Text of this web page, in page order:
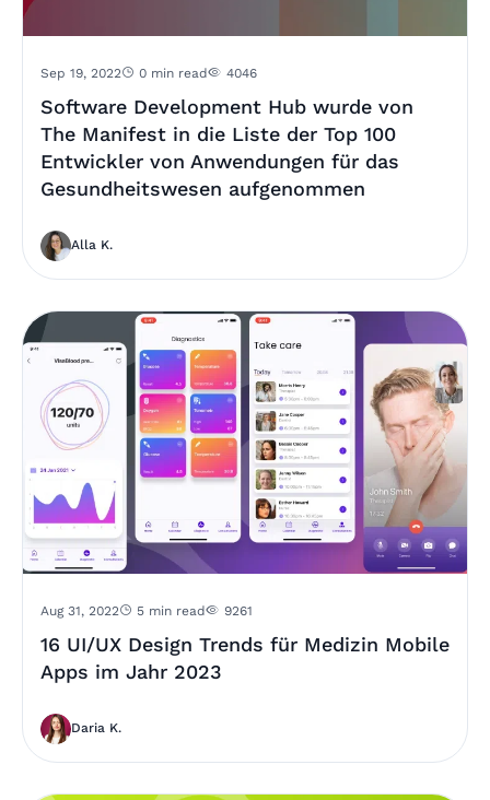
Sep 19, 2022 0 min read 4046
Software Development Hub wurde von
The Manifest in die Liste der Top 100
Entwickler von Anwendungen für das
Gesundheitswesen aufgenommen
Alla K.
Aug 31, 2022 5 min read 9261
16 UI/UX Design Trends für Medizin Mobile
Apps im Jahr 2023
Daria K.